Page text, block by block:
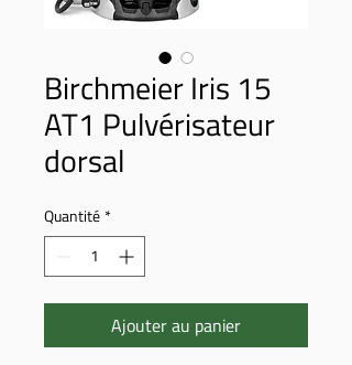
Birchmeier Iris 15
AT1 Pulvérisateur
dorsal
Quantité*
Ajouter au panier